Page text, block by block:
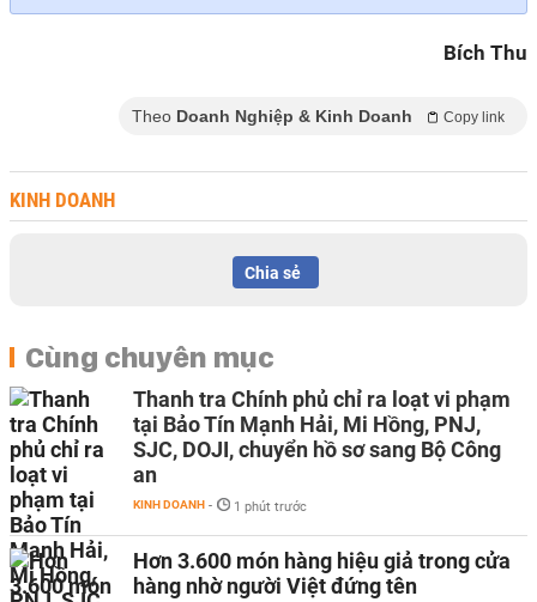
Bích Thu
Theo Doanh Nghiệp & Kinh Doanh Copy link
KINH DOANH
Chia sẻ
Cùng chuyên mục
Thanh tra Chính phủ chỉ ra loạt vi phạm
tại Bảo Tín Mạnh Hải, Mi Hồng, PNJ,
SJC, DOJI, chuyển hồ sơ sang Bộ Công
an
KINH DOANH - 1 phút trước
Hơn 3.600 món hàng hiệu giả trong cửa
hàng nhờ người Việt đứng tên